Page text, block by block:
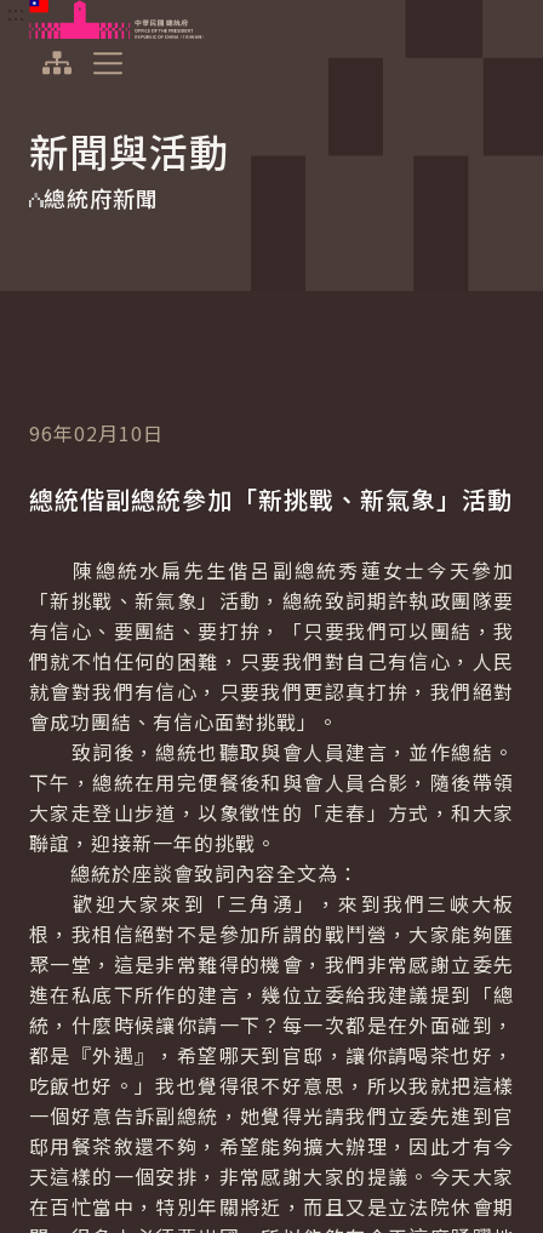
跳到主要內容
中華民國總統府
新聞與活動
總統府新聞
96年02月10日
總統偕副總統參加「新挑戰、新氣象」活動
陳總統水扁先生偕呂副總統秀蓮女士今天參加
「新挑戰、新氣象」活動，總統致詞期許執政團隊要
有信心、要團結、要打拚，「只要我們可以團結，我
們就不怕任何的困難，只要我們對自己有信心，人民
就會對我們有信心，只要我們更認真打拚，我們絕對
會成功團結、有信心面對挑戰」。
致詞後，總統也聽取與會人員建言，並作總結。
下午，總統在用完便餐後和與會人員合影，隨後帶領
大家走登山步道，以象徵性的「走春」方式，和大家
聯誼，迎接新一年的挑戰。
總統於座談會致詞內容全文為：
歡迎大家來到「三角湧」，來到我們三峽大板
根，我相信絕對不是參加所謂的戰鬥營，大家能夠匯
聚一堂，這是非常難得的機會，我們非常感謝立委先
進在私底下所作的建言，幾位立委給我建議提到「總
統，什麼時候讓你請一下？每一次都是在外面碰到，
都是『外遇』，希望哪天到官邸，讓你請喝茶也好，
吃飯也好。」我也覺得很不好意思，所以我就把這樣
一個好意告訴副總統，她覺得光請我們立委先進到官
邸用餐茶敘還不夠，希望能夠擴大辦理，因此才有今
天這樣的一個安排，非常感謝大家的提議。今天大家
在百忙當中，特別年關將近，而且又是立法院休會期